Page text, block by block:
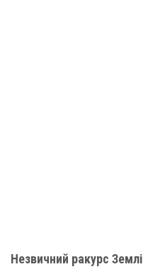
Незвичний ракурс Землі